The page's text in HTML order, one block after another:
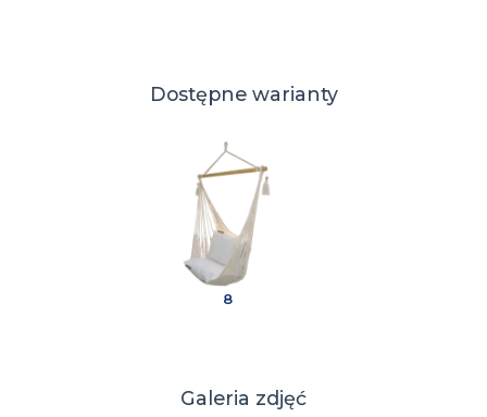
Dostępne warianty
8
Galeria zdjęć